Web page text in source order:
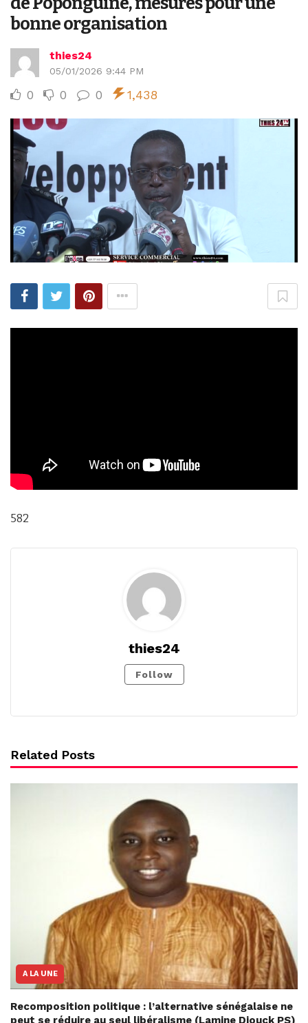
bonne organisation
thies24
05/01/2026 9:44 PM
0 0 0 1,438
582
thies24
Follow
Related Posts
A LA UNE
Recomposition politique : l’alternative sénégalaise ne
peut se réduire au seul libéralisme (Lamine Diouck PS)